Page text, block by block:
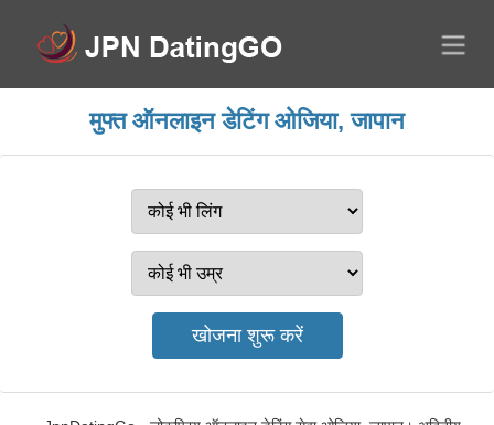
मुफ्त ऑनलाइन डेटिंग ओजिया, जापान